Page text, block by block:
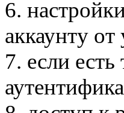
6.
аккаунту
7. если